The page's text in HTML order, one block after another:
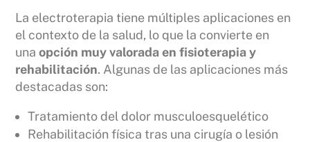
La electroterapia tiene múltiples aplicaciones en
el contexto de la salud, lo que la convierte en
unaopción muy valorada en fisioterapia y
rehabilitación. Algunas de las aplicaciones más
destacadas son:
Tratamiento del dolor musculoesquelético
Rehabilitación física tras una cirugía o lesión